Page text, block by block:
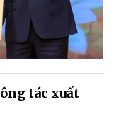
tác xuất